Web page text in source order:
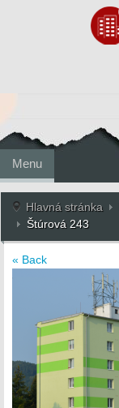
Menu
Hlavná stránka
Štúrová 243
« Back